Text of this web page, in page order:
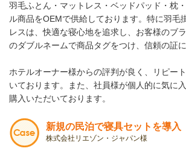
羽毛ふとん・マットレス・ベッドパッド・枕
ル商品をOEMで供給しております。特に羽毛
レスは、快適な寝心地を追求し、お客様のブ
のダブルネームで商品タグをつけ、信頼の証に
ホテルオーナー様からの評判が良く、リピー
いております。また、社員様が個人的に気に
購入いただいております。
新規の民泊で寝具セットを導入
株式会社リエゾン・ジャパン様